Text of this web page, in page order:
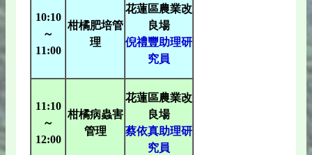
10:10
～
11:00
柑橘肥培管
理
花蓮區農業改
良場
倪禮豐助理研
究員
11:10
～
12:00
柑橘病蟲害
管理
花蓮區農業改
良場
蔡依真助理研
究員